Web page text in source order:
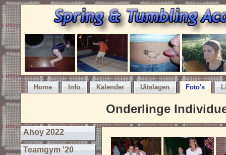
Home Info Kalender Uitslagen Foto's
Onderlinge
Ahoy 2022
Teamgym '20